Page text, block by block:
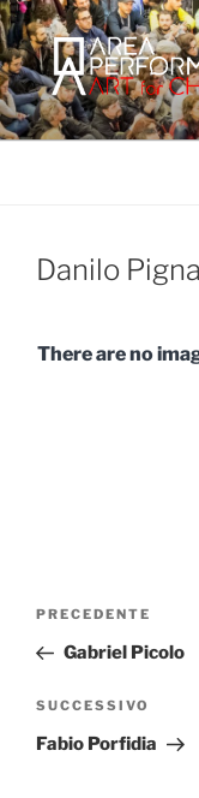
Salta
al
contenuto
AREA
Sito ufficiale della
Danilo
There are no
Navigazione
Articolo
precedente:
PRECEDENTE
Gabriel Picolo
Articolo
successivo
SUCCESSIVO
Fabio Porfidia